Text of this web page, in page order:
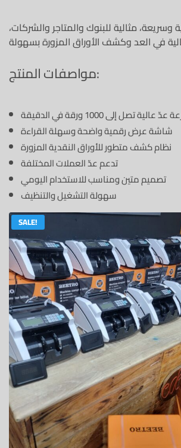
وسريعة، مثالية للبنوك والمتاجر والشركات،
مواصفات المنتج:
عالية تصل إلى 1000 ورقة في الدقيقة
شاشة عرض رقمية واضحة وسهلة القراءة
نظام كشف متطور للأوراق النقدية المزورة
تدعم عدّ العملات المختلفة
تصميم متين ومناسب للاستخدام اليومي
سهولة التشغيل والتنظيف
SALE!